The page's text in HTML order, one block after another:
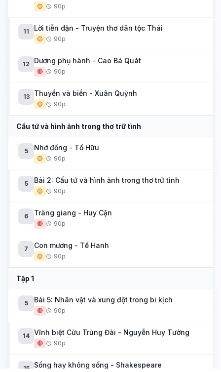
🟡 90p
11 Lời tiễn dặn - Truyện thơ dân tộc Thái
🟡 90p
12 Dương phụ hành - Cao Bá Quát
🔴 90p
13 Thuyền và biển - Xuân Quỳnh
🟡 90p
Cấu tứ và hình ảnh trong thơ trữ tình
5 Nhớ đồng - Tố Hữu
🟡 90p
5 Bài 2: Cấu tứ và hình ảnh trong thơ trữ tình
🟡 90p
6 Tràng giang - Huy Cận
🔴 90p
7 Con mương - Tế Hanh
🟡 90p
Tập 1
5 Bài 5: Nhân vật và xung đột trong bi kịch
🔴 90p
14 Vĩnh biệt Cửu Trùng Đài - Nguyễn Huy Tưởng
🔴 90p
15 Sống hay không sống - Shakespeare